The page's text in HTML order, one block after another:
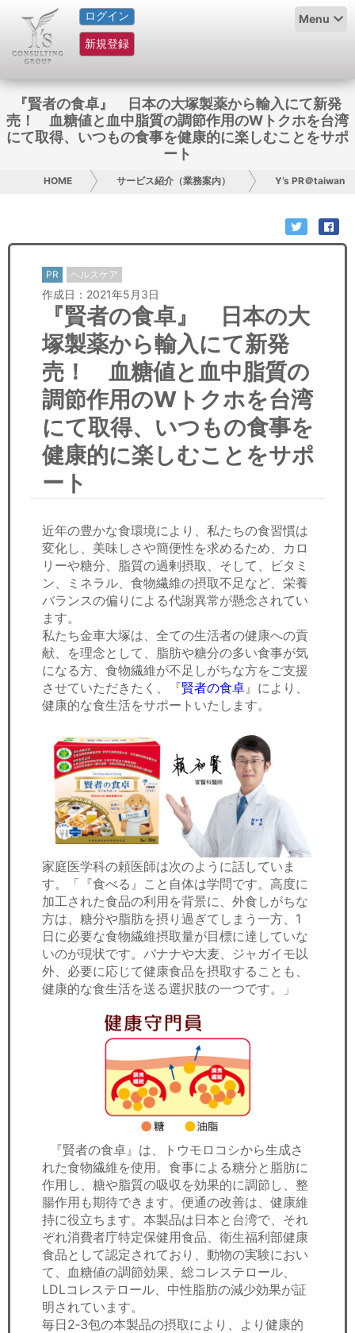
ログイン
新規登録
Menu
HOME
サービス紹介
コラム
グループ概要
日本人にPR
コンサルティング
リサーチ
セミナー
経済ニュース
労務顧問
『賢者の食卓』 日本の大塚製薬から輸入にて新発
売！ 血糖値と血中脂質の調節作用のWトクホを台湾
にて取得、いつもの食事を健康的に楽しむことをサポ
ート
HOME サービス紹介（業務案内） Y’s PR＠taiwan
PR ヘルスケア
作成日：2021年5月3日
『賢者の食卓』 日本の大
塚製薬から輸入にて新発
売！ 血糖値と血中脂質の
調節作用のWトクホを台湾
にて取得、いつもの食事を
健康的に楽しむことをサポ
ート
近年の豊かな食環境により、私たちの食習慣は
変化し、美味しさや簡便性を求めるため、カロ
リーや糖分、脂質の過剰摂取、そして、ビタミ
ン、ミネラル、食物繊維の摂取不足など、栄養
バランスの偏りによる代謝異常が懸念されてい
ます。
私たち金車大塚は、全ての生活者の健康への貢
献、を理念として、脂肪や糖分の多い食事が気
になる方、食物繊維が不足しがちな方をご支援
させていただきたく、『賢者の食卓』により、
健康的な食生活をサポートいたします。
家庭医学科の頼医師は次のように話していま
す。「『食べる』こと自体は学問です。高度に
加工された食品の利用を背景に、外食しがちな
方は、糖分や脂肪を摂り過ぎてしまう一方、1
日に必要な食物繊維摂取量が目標に達していな
いのが現状です。バナナや大麦、ジャガイモ以
外、必要に応じて健康食品を摂取することも、
健康的な食生活を送る選択肢の一つです。」
『賢者の食卓』は、トウモロコシから生成さ
れた食物繊維を使用。食事による糖分と脂肪に
作用し、糖や脂質の吸収を効果的に調節し、整
腸作用も期待できます。便通の改善は、健康維
持に役立ちます。本製品は日本と台湾で、それ
ぞれ消費者庁特定保健用食品、衛生福利部健康
食品として認定されており、動物の実験におい
て、血糖値の調節効果、総コレステロール、
LDLコレステロール、中性脂肪の減少効果が証
明されています。
毎日2‐3包の本製品の摂取により、より健康的